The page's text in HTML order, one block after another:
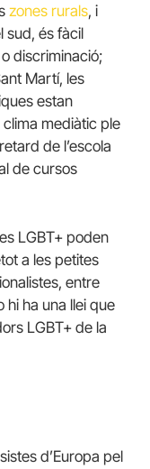
zones rurals, i
sud, és fàcil
discriminació;
Martí, les
estan
clima mediàtic ple
de l’escola
de cursos
LGBT+ poden
a les petites
entre
hi ha una llei que
LGBT+ de la
d’Europa pel